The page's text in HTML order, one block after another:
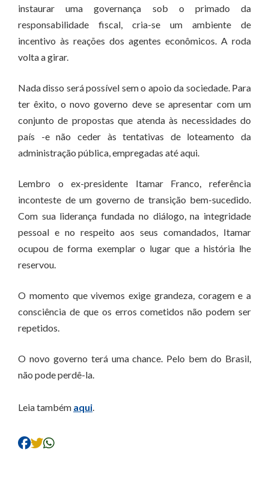
instaurar uma governança sob o primado da
responsabilidade fiscal, cria-se um ambiente de
incentivo às reações dos agentes econômicos. A roda
volta a girar.
Nada disso será possível sem o apoio da sociedade. Para
ter êxito, o novo governo deve se apresentar com um
conjunto de propostas que atenda às necessidades do
país -e não ceder às tentativas de loteamento da
administração pública, empregadas até aqui.
Lembro o ex-presidente Itamar Franco, referência
inconteste de um governo de transição bem-sucedido.
Com sua liderança fundada no diálogo, na integridade
pessoal e no respeito aos seus comandados, Itamar
ocupou de forma exemplar o lugar que a história lhe
reservou.
O momento que vivemos exige grandeza, coragem e a
consciência de que os erros cometidos não podem ser
repetidos.
O novo governo terá uma chance. Pelo bem do Brasil,
não pode perdê-la.
Leia também aqui.